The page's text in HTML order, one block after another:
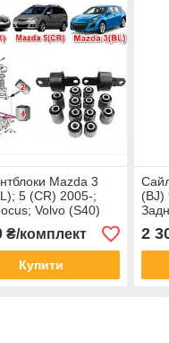
Mazda 3
5 (CR) 2005-;
Volvo (S40)
к-кт 14шт ЗАДНЯЯ
02-07г
₴/комплект
Купити
(BJ)
2